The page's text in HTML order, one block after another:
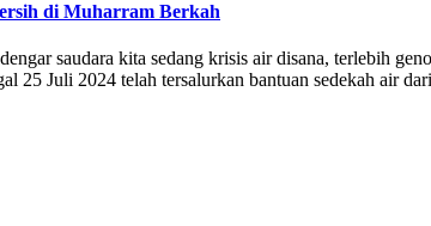
di Muharram Berkah
saudara kita sedang krisis air disana, terlebih
25 Juli 2024 telah tersalurkan bantuan sedekah air